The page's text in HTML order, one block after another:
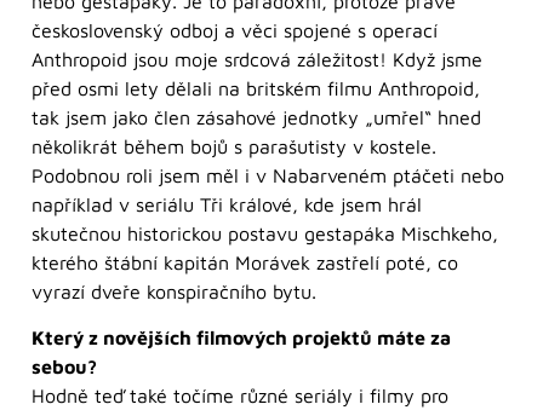
československý odboj a věci spojené s operací
Anthropoid jsou moje srdcová záležitost! Když jsme
před osmi lety dělali na britském filmu Anthropoid,
tak jsem jako člen zásahové jednotky „umřel“ hned
několikrát během bojů s parašutisty v kostele.
Podobnou roli jsem měl i v Nabarveném ptáčeti nebo
například v seriálu Tři králové, kde jsem hrál
skutečnou historickou postavu gestapáka Mischkeho,
kterého štábní kapitán Morávek zastřelí poté, co
vyrazí dveře konspiračního bytu.
Který z novějších filmových projektů máte za
sebou?
Hodně teď také točíme různé seriály i filmy pro